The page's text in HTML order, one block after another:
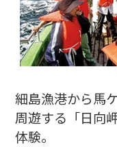
細島漁港から馬
周遊する「日向
体験。